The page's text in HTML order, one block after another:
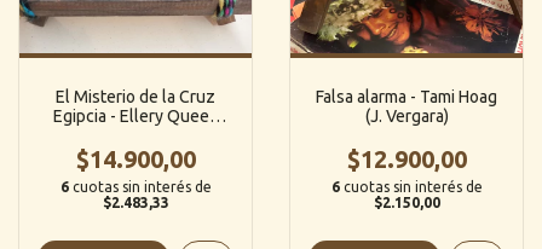
El Misterio de la Cruz
Egipcia - Ellery Queen
$14.900,00
6 cuotas sin interés de
$2.483,33
Falsa alarma - Tami Hoag
(J. Vergara)
$12.900,00
6 cuotas sin interés de
$2.150,00